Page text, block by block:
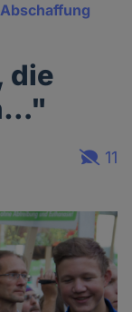
die
11